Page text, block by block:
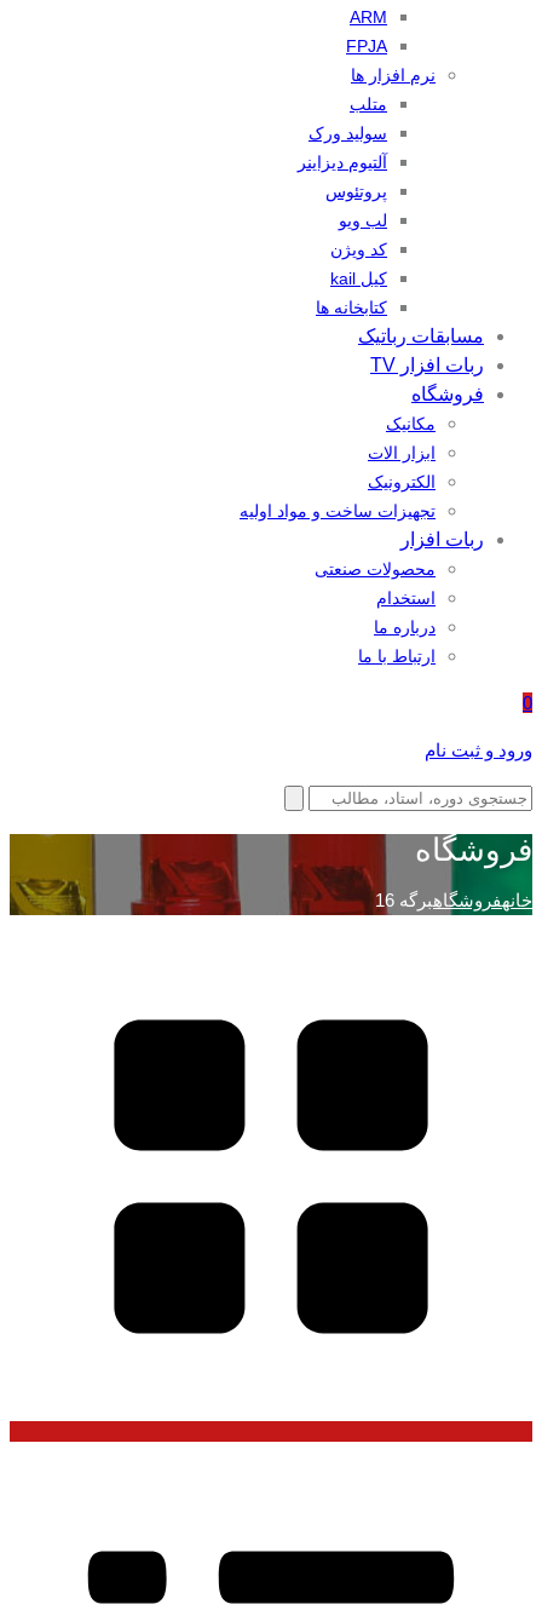
ARM
FPJA
نرم افزار ها
متلب
سولید ورک
آلتیوم دیزاینر
پروتئوس
لب ویو
کد ویژن
کیل kail
کتابخانه ها
مسابقات رباتیک
ربات افزار TV
فروشگاه
مکانیک
ابزار الات
الکترونیک
تجهیزات ساخت و مواد اولیه
ربات افزار
محصولات صنعتی
استخدام
درباره ما
ارتباط با ما
0
ورود و ثبت نام
فروشگاه
خانهفروشگاهبرگه 16